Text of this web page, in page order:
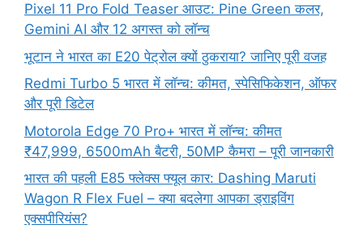
Pixel 11 Pro Fold Teaser आउट: Pine Green कलर,
Gemini AI और 12 अगस्त को लॉन्च
भूटान ने भारत का E20 पेट्रोल क्यों ठुकराया? जानिए पूरी वजह
Redmi Turbo 5 भारत में लॉन्च: कीमत, स्पेसिफिकेशन, ऑफर
और पूरी डिटेल
Motorola Edge 70 Pro+ भारत में लॉन्च: कीमत
₹47,999, 6500mAh बैटरी, 50MP कैमरा – पूरी जानकारी
भारत की पहली E85 फ्लेक्स फ्यूल कार: Dashing Maruti
Wagon R Flex Fuel – क्या बदलेगा आपका ड्राइविंग
एक्सपीरियंस?